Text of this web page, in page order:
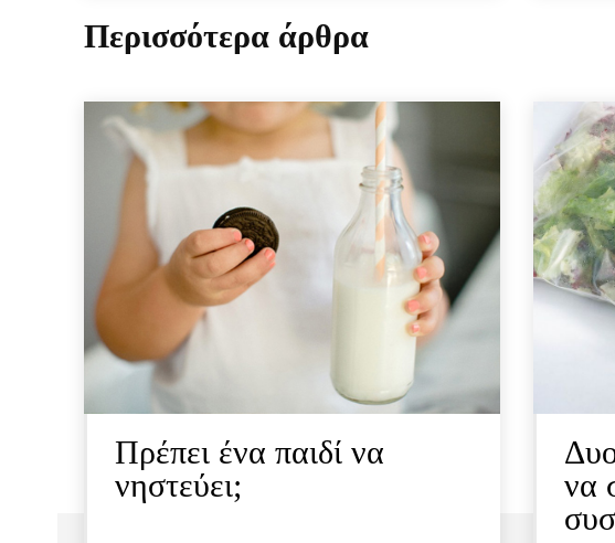
Περισσότερα άρθρα
Πρέπει ένα παιδί να
νηστεύει;
να